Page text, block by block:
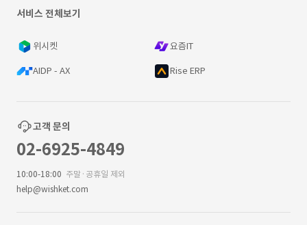
서비스 전체보기
위시켓 요즘IT
AIDP - AX Rise ERP
고객 문의
02-6925-4849
10:00-18:00 주말·공휴일 제외
help@wishket.com